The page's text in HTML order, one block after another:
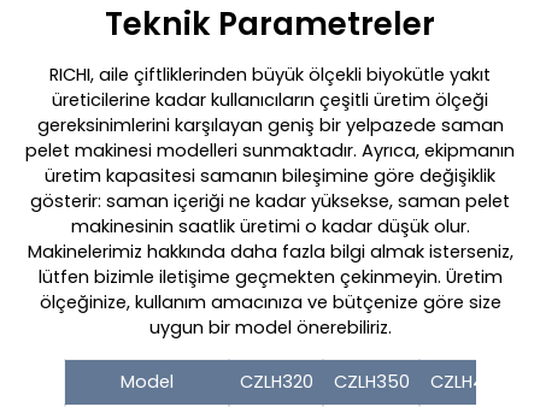
Teknik Parametreler
RICHI, aile çiftliklerinden büyük ölçekli biyokütle yakıt
üreticilerine kadar kullanıcıların çeşitli üretim ölçeği
gereksinimlerini karşılayan geniş bir yelpazede saman
pelet makinesi modelleri sunmaktadır. Ayrıca, ekipmanın
üretim kapasitesi samanın bileşimine göre değişiklik
gösterir: saman içeriği ne kadar yüksekse, saman pelet
makinesinin saatlik üretimi o kadar düşük olur.
Makinelerimiz hakkında daha fazla bilgi almak isterseniz,
lütfen bizimle iletişime geçmekten çekinmeyin. Üretim
ölçeğinize, kullanım amacınıza ve bütçenize göre size
uygun bir model önerebiliriz.
Model CZLH320 CZLH350 CZLH420